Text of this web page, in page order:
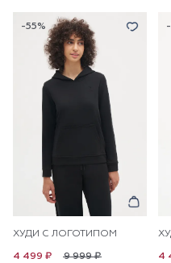
-55%
ХУДИ С ЛОГОТИПОМ
9 999 ₽
4 499 ₽ 4